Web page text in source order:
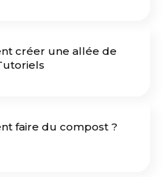
créer une allée de
faire du compost ?